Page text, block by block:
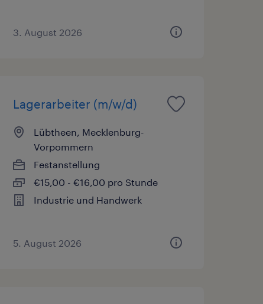
3. August 2026
Lagerarbeiter (m/w/d)
Lübtheen, Mecklenburg-
Vorpommern
Festanstellung
€15,00 - €16,00 pro Stunde
Industrie und Handwerk
5. August 2026